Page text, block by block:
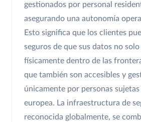
gestionados por personal
asegurando una autonomía
Esto significa que los clientes
seguros de que sus datos no solo
físicamente dentro de las
que también son accesibles y
únicamente por personas
europea. La infraestructura de
reconocida globalmente, se